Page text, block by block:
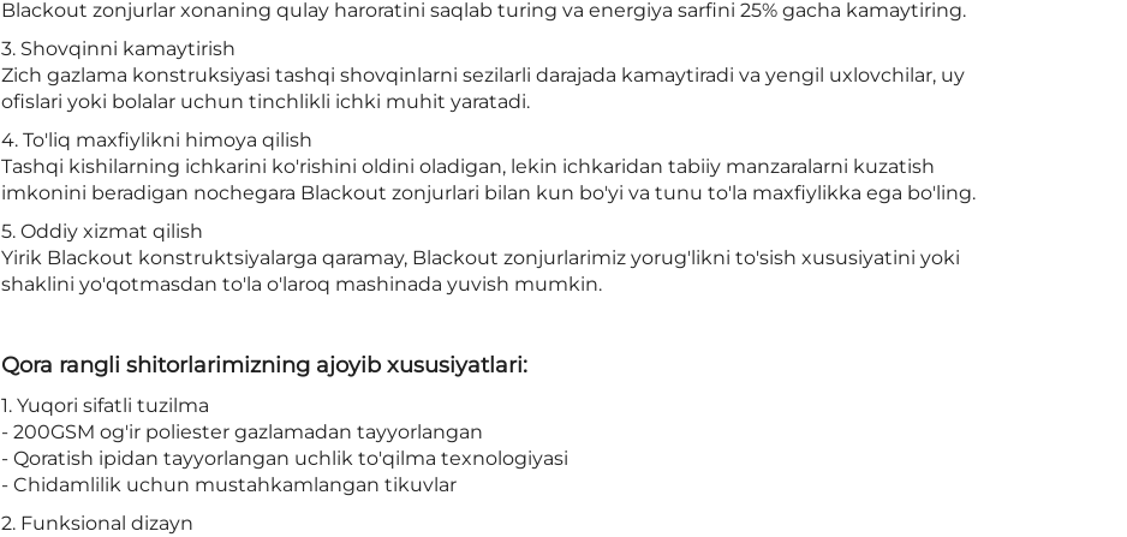
Blackout zonjurlar xonaning qulay haroratini saqlab turing va energiya sarfini 25% gacha kamaytiring.
3. Shovqinni kamaytirish
Zich gazlama konstruksiyasi tashqi shovqinlarni sezilarli darajada kamaytiradi va yengil uxlovchilar, uy
ofislari yoki bolalar uchun tinchlikli ichki muhit yaratadi.
4. To'liq maxfiylikni himoya qilish
Tashqi kishilarning ichkarini ko'rishini oldini oladigan, lekin ichkaridan tabiiy manzaralarni kuzatish
imkonini beradigan nochegara Blackout zonjurlari bilan kun bo'yi va tunu to'la maxfiylikka ega bo'ling.
5. Oddiy xizmat qilish
Yirik Blackout konstruktsiyalarga qaramay, Blackout zonjurlarimiz yorug'likni to'sish xususiyatini yoki
shaklini yo'qotmasdan to'la o'laroq mashinada yuvish mumkin.
Qora rangli shitorlarimizning ajoyib xususiyatlari:
1. Yuqori sifatli tuzilma
- 200GSM og'ir poliester gazlamadan tayyorlangan
- Qoratish ipidan tayyorlangan uchlik to'qilma texnologiyasi
- Chidamlilik uchun mustahkamlangan tikuvlar
2. Funksional dizayn